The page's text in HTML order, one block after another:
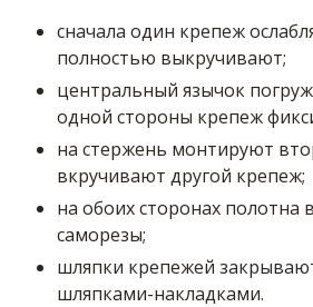
сначала один крепеж
полностью выкручивают;
центральный язычок
одной стороны крепеж
на стержень монтируют
вкручивают другой крепеж;
на обоих сторонах полотна
саморезы;
шляпки крепежей
шляпками-накладками.